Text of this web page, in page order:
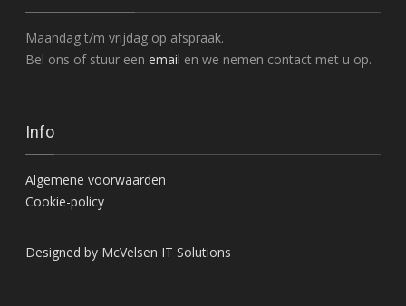
Maandag t/m vrijdag op afspraak.
Bel ons of stuur een email en we nemen contact met u op.
Info
Algemene voorwaarden
Cookie-policy
Designed by McVelsen IT Solutions